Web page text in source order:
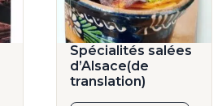
Spécialités salées
d’Alsace(de
translation)